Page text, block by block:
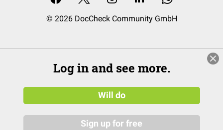
© 2026 DocCheck Community GmbH
Log in and see more.
Will do
Sign up for free